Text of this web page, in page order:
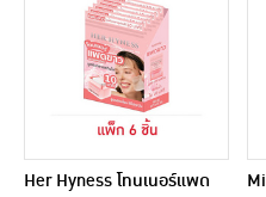
Her Hyness โทนเนอร์แพด